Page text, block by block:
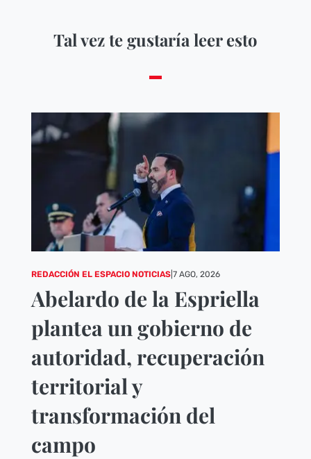
Tal vez te gustaría leer esto
REDACCIÓN EL ESPACIO NOTICIAS| 7 AGO, 2026
Abelardo de la Espriella
plantea un gobierno de
autoridad, recuperación
territorial y
transformación del
campo